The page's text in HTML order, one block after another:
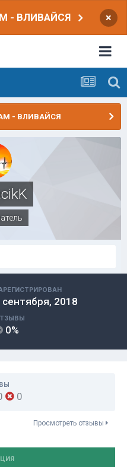
- ВЛИВАЙСЯ ×
- ВЛИВАЙСЯ
сентября, 2018
0%
0
Просмотреть отзывы